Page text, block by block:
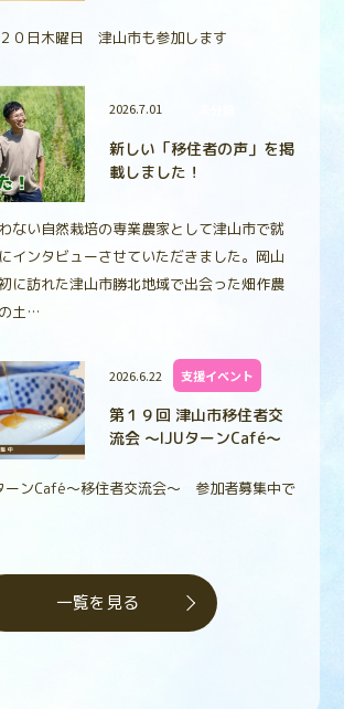
０日木曜日 津山市も参加します
2026.7.01
新しい「移住者の声」を掲
載しました！
ない自然栽培の専業農家として津山市で就
インタビューさせていただきました。岡山
に訪れた津山市勝北地域で出会った畑作農
土…
2026.6.22 支援イベント
第１９回 津山市移住者交
流会 ～IJUターンCafé～
ンCafé～移住者交流会～ 参加者募集中で
一覧を見る